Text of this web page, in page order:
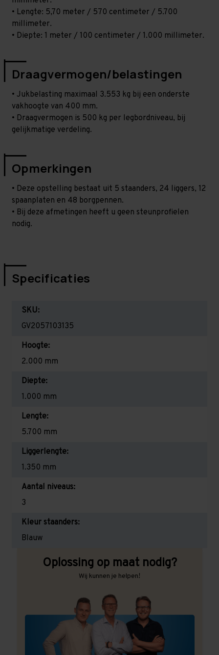
• Lengte: 5,70 meter / 570 centimeter / 5.700
millimeter.
• Diepte: 1 meter / 100 centimeter / 1.000 millimeter.
Draagvermogen/belastingen
• Jukbelasting maximaal 3.553 kg bij een onderste
vakhoogte van 400 mm.
• Draagvermogen is 500 kg per legbordniveau, bij
gelijkmatige verdeling.
Opmerkingen
• Deze opstelling bestaat uit 5 staanders, 24 liggers, 12
spaanplaten en 48 borgpennen.
• Bij deze afmetingen heeft u geen steunprofielen
nodig.
Specificaties
SKU:
GV2057103135
Hoogte:
2.000 mm
Diepte:
1.000 mm
Lengte:
5.700 mm
Liggerlengte:
1.350 mm
Aantal niveaus:
3
Kleur staanders:
Blauw
Oplossing op maat nodig?
Wij kunnen je helpen!